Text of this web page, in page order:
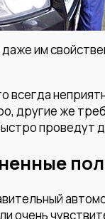
им
всегда
другие же
проведут
очень